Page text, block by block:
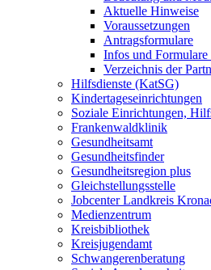
Aktuelle Hinweise
Voraussetzungen
Antragsformulare
Infos und Formulare
Verzeichnis der
Hilfsdienste (KatSG)
Kindertageseinrichtungen
Soziale Einrichtungen,
Frankenwaldklinik
Gesundheitsamt
Gesundheitsfinder
Gesundheitsregion plus
Gleichstellungsstelle
Jobcenter Landkreis
Medienzentrum
Kreisbibliothek
Kreisjugendamt
Schwangerenberatung